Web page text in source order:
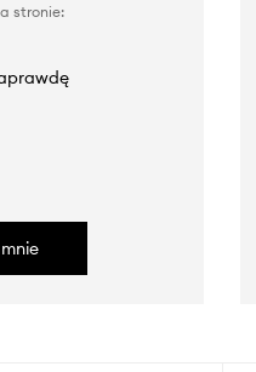
stronie: